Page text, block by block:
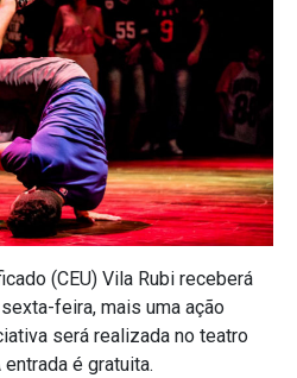
(CEU) Vila Rubi receberá
feira, mais uma ação
será realizada no teatro
é gratuita.